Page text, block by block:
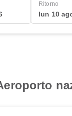
Ritorno
lun 10